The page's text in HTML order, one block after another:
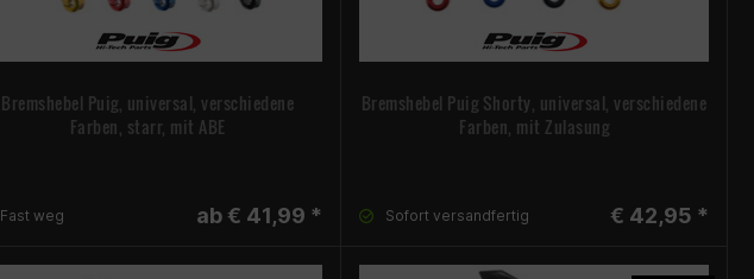
Bremshebel Puig, universal, verschiedene
Farben, starr, mit ABE
Fast weg ab € 41,99 *
Bremshebel Puig Shorty, universal, verschiedene
Farben, mit Zulasung
Sofort versandfertig € 42,95 *